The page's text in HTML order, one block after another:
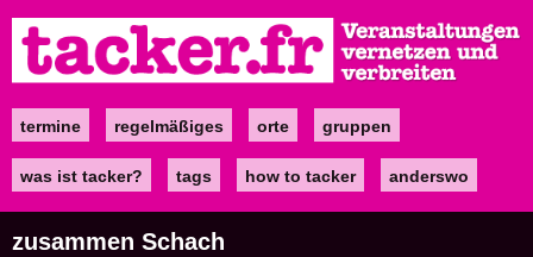
zum
Inhalt
Maintermine regelmäßiges orte gruppen
was ist tacker? tags how to tacker anderswo
zusammen Schach